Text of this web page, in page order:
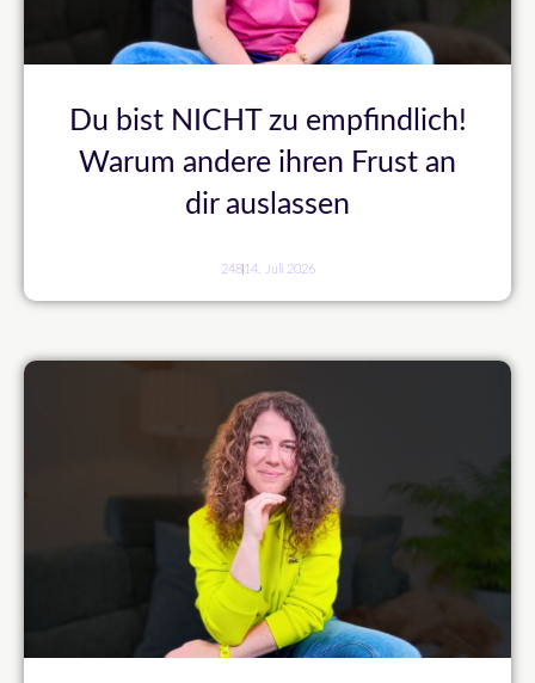
Du bist NICHT zu empfindlich!
Warum andere ihren Frust an
dir auslassen
248 14. Juli 2026